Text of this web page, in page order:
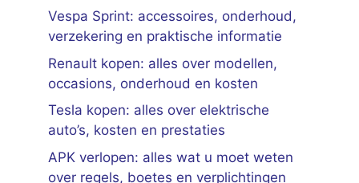
Vespa Sprint: accessoires, onderhoud,
verzekering en praktische informatie
Renault kopen: alles over modellen,
occasions, onderhoud en kosten
Tesla kopen: alles over elektrische
auto’s, kosten en prestaties
APK verlopen: alles wat u moet weten
over regels, boetes en verplichtingen